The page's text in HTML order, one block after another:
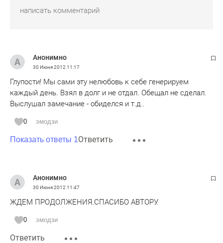
Анонимно
30 Июня 2012 11:17
Глупости! Мы сами эту нелюбовь к себе генерируем
каждый день. Взял в долг и не отдал. Обещал не сделал.
Выслушал замечание - обиделся и т.д..
0 эмодзи
Показать ответы 1Ответить
Анонимно
30 Июня 2012 11:47
ЖДЕМ ПРОДОЛЖЕНИЯ.СПАСИБО АВТОРУ.
0 эмодзи
Ответить